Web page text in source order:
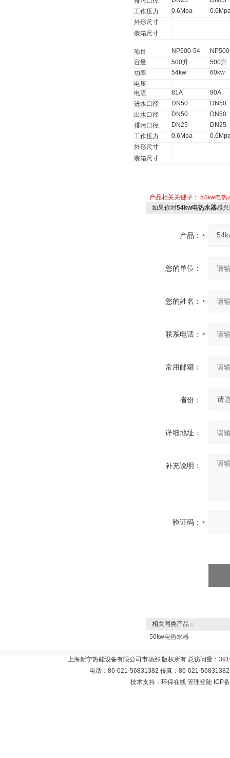
工作压力
0.6Mpa
外形尺寸
装箱尺寸
项目 NP500-54
容量
500升 500升
功率
54kw
60kw
电压
电流
81A
90A
进水口径
DN50
DN50
出水口径
DN50
DN50
排污口径
DN25
DN25
工作压力
0.6Mpa
外形尺寸
装箱尺寸
产品相关关键字： 54kw电热
如果你对54kw电热水器感
产品：
您的单位：
您的姓名：
联系电话：
常用邮箱：
省份：
详细地址：
补充说明：
验证码：
相关同类产品：
50kw电热水器
上海新宁热能设备有限公司市场部 版权所有 总访问量：
电话：86-021-56831382 传真：86-021-
技术支持：环保在线 管理登陆 ICP